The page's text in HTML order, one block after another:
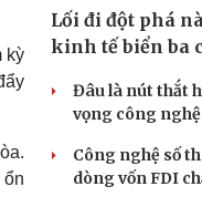
nhân
đồng
in
kỳ
Lối đi đột phá
kinh tế biển ba
Đâu là nút thắt
vọng công
Công nghệ số
dòng vốn FDI